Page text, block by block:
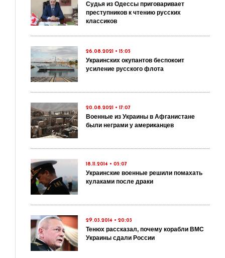
Судья из Одессы приговаривает
преступников к чтению русских
классиков
26.08.2021 • 15:05
Украинских окупантов беспокоит
усиление русского флота
20.08.2021 • 17:07
Военные из Украины в Афганистане
были неграми у американцев
18.11.2014 • 05:07
Украинские военные решили помахать
кулаками после драки
29.03.2014 • 20:03
Тенюх рассказал, почему корабли ВМС
Украины сдали России